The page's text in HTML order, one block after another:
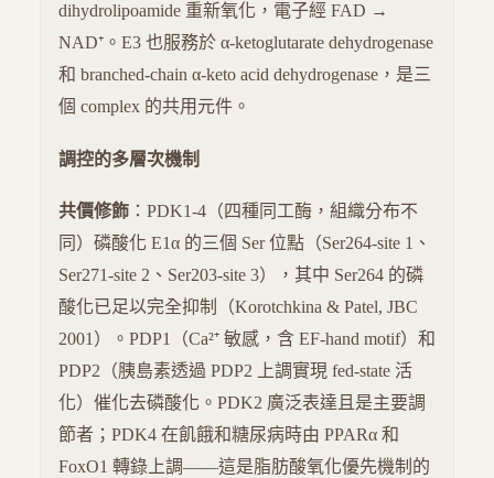
dihydrolipoamide 重新氧化，電子經 FAD →
NAD⁺。E3 也服務於 α-ketoglutarate dehydrogenase
和 branched-chain α-keto acid dehydrogenase，是三
個 complex 的共用元件。
調控的多層次機制
共價修飾 ：PDK1-4（四種同工酶，組織分布不
同）磷酸化 E1α 的三個 Ser 位點（Ser264-site 1、
Ser271-site 2、Ser203-site 3），其中 Ser264 的磷
酸化已足以完全抑制（Korotchkina & Patel, JBC
2001）。PDP1（Ca²⁺ 敏感，含 EF-hand motif）和
PDP2（胰島素透過 PDP2 上調實現 fed-state 活
化）催化去磷酸化。PDK2 廣泛表達且是主要調
節者；PDK4 在飢餓和糖尿病時由 PPARα 和
FoxO1 轉錄上調——這是脂肪酸氧化優先機制的